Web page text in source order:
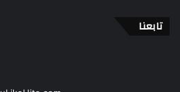
تابعنا